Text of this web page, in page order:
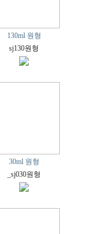
130ml 원형
sj130원형
30ml 원형
_sj030원형